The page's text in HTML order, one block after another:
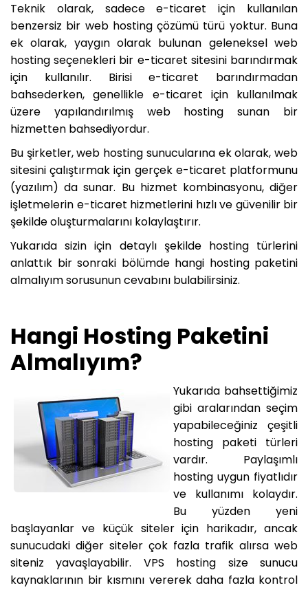
Teknik olarak, sadece e-ticaret için kullanılan
benzersiz bir web hosting çözümü türü yoktur. Buna
ek olarak, yaygın olarak bulunan geleneksel web
hosting seçenekleri bir e-ticaret sitesini barındırmak
için kullanılır. Birisi e-ticaret barındırmadan
bahsederken, genellikle e-ticaret için kullanılmak
üzere yapılandırılmış web hosting sunan bir
hizmetten bahsediyordur.
Bu şirketler, web hosting sunucularına ek olarak, web
sitesini çalıştırmak için gerçek e-ticaret platformunu
(yazılım) da sunar. Bu hizmet kombinasyonu, diğer
işletmelerin e-ticaret hizmetlerini hızlı ve güvenilir bir
şekilde oluşturmalarını kolaylaştırır.
Yukarıda sizin için detaylı şekilde hosting türlerini
anlattık bir sonraki bölümde hangi hosting paketini
almalıyım sorusunun cevabını bulabilirsiniz.
Hangi Hosting Paketini
Almalıyım?
Yukarıda bahsettiğimiz
gibi aralarından seçim
yapabileceğiniz çeşitli
hosting paketi türleri
vardır. Paylaşımlı
hosting uygun fiyatlıdır
ve kullanımı kolaydır.
Bu yüzden yeni
başlayanlar ve küçük siteler için harikadır, ancak
sunucudaki diğer siteler çok fazla trafik alırsa web
siteniz yavaşlayabilir. VPS hosting size sunucu
kaynaklarının bir kısmını vererek daha fazla kontrol